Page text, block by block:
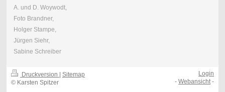
A. und D. Woywodt,
Foto Brandner,
Holger Stampe,
Jürgen Siehr,
Sabine Schreiber
Druckversion | Sitemap
© Karsten Spitzer
Login
-Webansicht -